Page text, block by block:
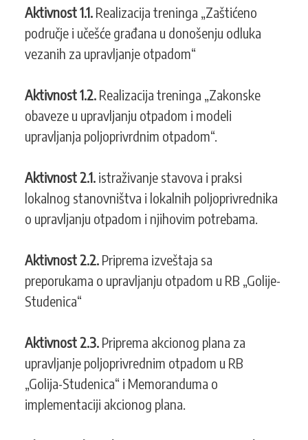
Aktivnost 1.1. Realizacija treninga „Zaštićeno
područje i učešće građana u donošenju odluka
vezanih za upravljanje otpadom“
Aktivnost 1.2. Realizacija treninga „Zakonske
obaveze u upravljanju otpadom i modeli
upravljanja poljoprivrdnim otpadom“.
Aktivnost 2.1. istraživanje stavova i praksi
lokalnog stanovništva i lokalnih poljoprivrednika
o upravljanju otpadom i njihovim potrebama.
Aktivnost 2.2. Priprema izveštaja sa
preporukama o upravljanju otpadom u RB „Golije-
Studenica“
Aktivnost 2.3. Priprema akcionog plana za
upravljanje poljoprivrednim otpadom u RB
„Golija-Studenica“ i Memoranduma o
implementaciji akcionog plana.